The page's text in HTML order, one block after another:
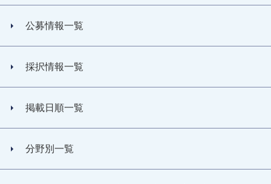
公募情報一覧
採択情報一覧
掲載日順一覧
分野別一覧